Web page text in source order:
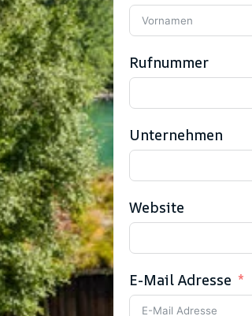
Rufnummer
Unternehmen
Website
E-Mail Adresse